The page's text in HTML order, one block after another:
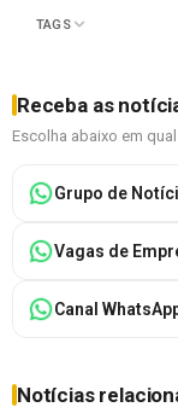
TAGS
Receba as
Escolha abaixo em
Grupo de
Vagas de
Canal
Notícias